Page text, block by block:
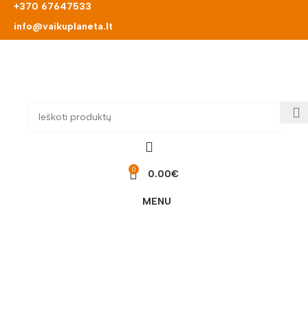
+370 67647533
info@vaikuplaneta.lt
0 0.00€
MENU